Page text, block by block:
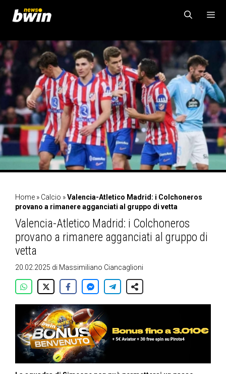
contenuto
MENU
Home » Calcio »Valencia-Atletico Madrid: i Colchoneros
provano a rimanere agganciati al gruppo di vetta
Valencia-Atletico Madrid: i Colchoneros
provano a rimanere agganciati al gruppo di
vetta
20.02.2025 di Massimiliano Ciancaglioni